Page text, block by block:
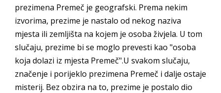
prezimena Premeč je geografski. Prema nekim
izvorima, prezime je nastalo od nekog naziva
mjesta ili zemljišta na kojem je osoba živjela. U tom
slučaju, prezime bi se moglo prevesti kao "osoba
koja dolazi iz mjesta Premeč".U svakom slučaju,
značenje i porijeklo prezimena Premeč i dalje ostaje
misterij. Bez obzira na to, prezime je postalo dio